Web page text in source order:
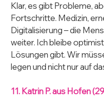
Klar, es gibt Probleme,
Fortschritte. Medizin,
Digitalisierung – die
weiter. Ich bleibe
Lösungen gibt. Wir
legen und nicht nur auf
11. Katrin P. aus Hofen